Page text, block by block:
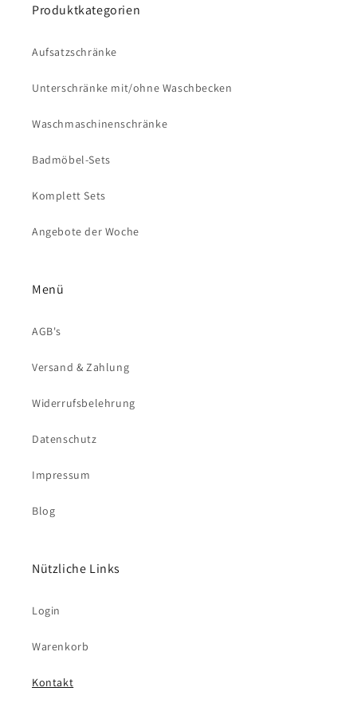
Produktkategorien
Aufsatzschränke
Unterschränke mit/ohne Waschbecken
Waschmaschinenschränke
Badmöbel-Sets
Komplett Sets
Angebote der Woche
Menü
AGB's
Versand & Zahlung
Widerrufsbelehrung
Datenschutz
Impressum
Blog
Nützliche Links
Login
Warenkorb
Kontakt